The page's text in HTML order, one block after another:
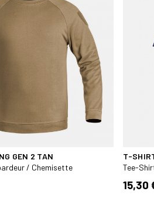
tenue au lavage
: outdoor, travail, quotidien,
GEN 2 TAN
/ Chemisette
T-
Tee-
15,30